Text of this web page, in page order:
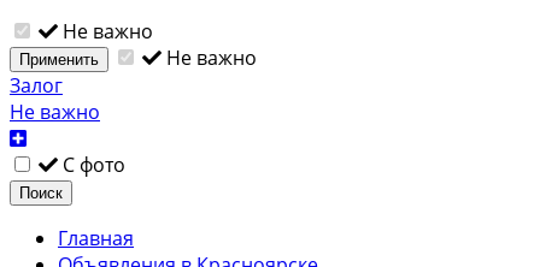
Не важно
Применить
Не важно
Залог
Не важно
С фото
Поиск
Главная